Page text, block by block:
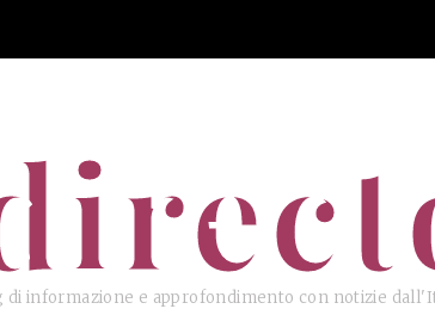
di informazione e approfondimento con notizie